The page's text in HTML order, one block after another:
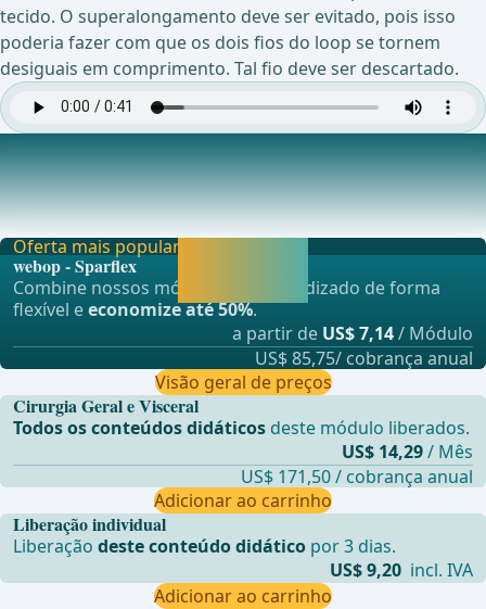
tecido. O superalongamento deve ser evitado, pois isso
poderia fazer com que os dois fios do loop se tornem
desiguais em comprimento. Tal fio deve ser descartado.
Fechamento Fascial Contínuo com o Loop; Anudamento
A sutura caudal &#xE9; avan&#xE7;ada de modo que
ambas as al&#xE7;as se sobreponham no meio por um
Liberação individual
Liberaçãodeste conteúdo didático por 3 dias.
US$ 9,20 incl. IVA
Adicionar ao carrinho
Oferta mais popular
webop - Sparflex
Combine nossos módulos de aprendizado de forma
flexível eeconomize até 50%.
a partir de US$ 7,14/ Módulo
US$ 85,75/ cobrança anual
Visão geral de preços
Cirurgia Geral e Visceral
Todos os conteúdos didáticos deste módulo liberados.
US$ 14,29/ Mês
US$ 171,50 / cobrança anual
Adicionar ao carrinho